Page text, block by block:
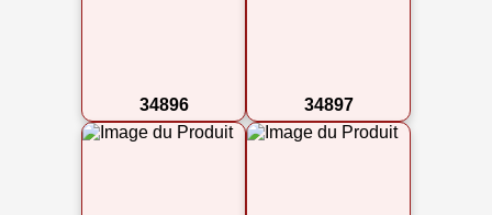
34896 34897